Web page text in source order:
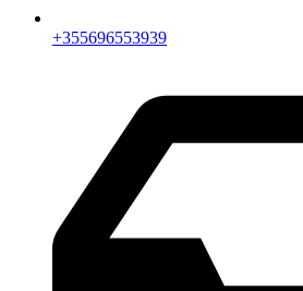
+355696553939